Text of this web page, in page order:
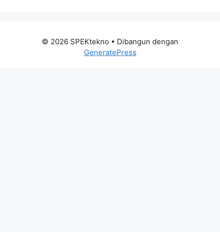
© 2026 SPEKtekno • Dibangun dengan
GeneratePress